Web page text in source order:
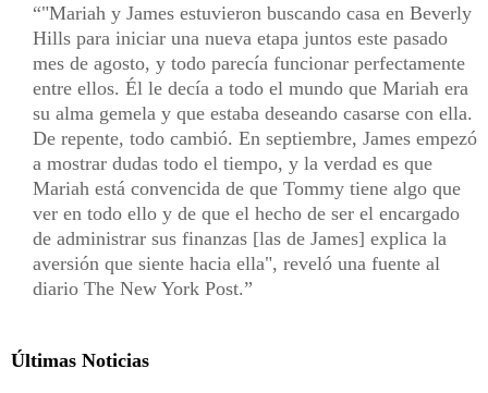
"Mariah y James estuvieron buscando casa en Beverly
Hills para iniciar una nueva etapa juntos este pasado
mes de agosto, y todo parecía funcionar perfectamente
entre ellos. Él le decía a todo el mundo que Mariah era
su alma gemela y que estaba deseando casarse con ella.
De repente, todo cambió. En septiembre, James empezó
a mostrar dudas todo el tiempo, y la verdad es que
Mariah está convencida de que Tommy tiene algo que
ver en todo ello y de que el hecho de ser el encargado
de administrar sus finanzas [las de James] explica la
aversión que siente hacia ella", reveló una fuente al
diario The New York Post.
Últimas Noticias